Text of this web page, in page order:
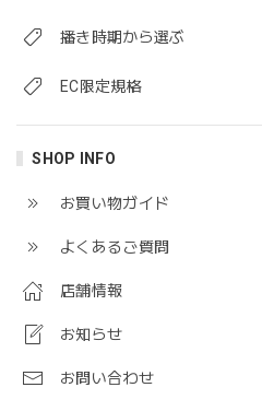
播き時期から選ぶ
EC限定規格
SHOP INFO
お買い物ガイド
よくあるご質問
店舗情報
お知らせ
お問い合わせ